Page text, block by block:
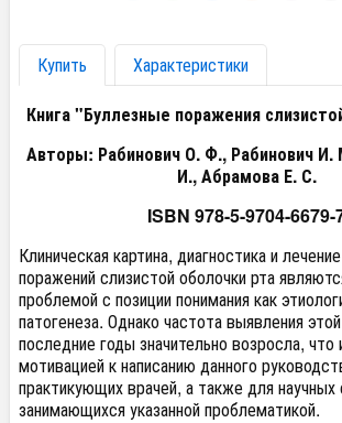
Купить
Характеристики
Книга "Буллезные поражения
Авторы: Рабинович О. Ф., Рабинович И.
И., Абрамова Е. С.
ISBN 978-5-9704-6679-
Клиническая картина, диагностика и
поражений слизистой оболочки рта
проблемой с позиции понимания как
патогенеза. Однако частота выявления
последние годы значительно возросла, что
мотивацией к написанию данного
практикующих врачей, а также для научных
занимающихся указанной проблематикой.